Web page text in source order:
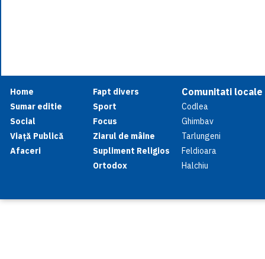
Home
Sumar editie
Social
Viață Publică
Afaceri
Fapt divers
Sport
Focus
Ziarul de mâine
Supliment Religios
Ortodox
Comunitati locale
Codlea
Ghimbav
Tarlungeni
Feldioara
Halchiu